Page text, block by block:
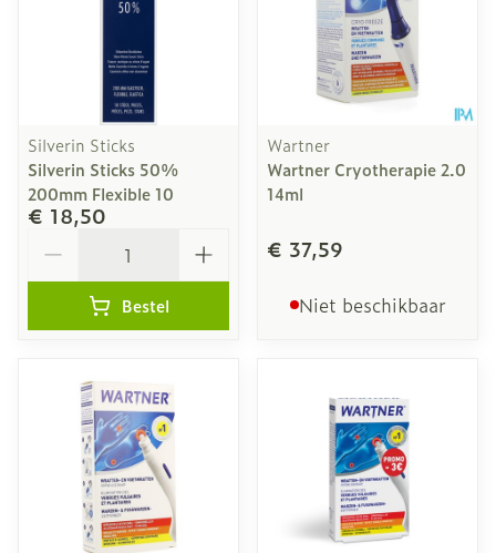
Silverin Sticks
Silverin Sticks 50%
200mm Flexible 10
€ 18,50
Bestel
Wartner
Wartner Cryotherapie 2.0
14ml
€ 37,59
Niet beschikbaar